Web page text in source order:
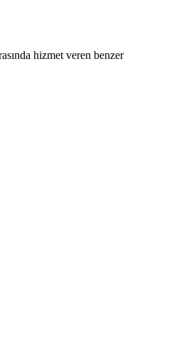
hizmet veren benzer